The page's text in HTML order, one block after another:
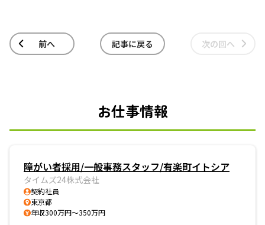
前へ 記事に戻る 次の回へ
お仕事情報
障がい者採用/一般事務スタッフ/有楽町イトシア
タイムズ24株式会社
契約社員
東京都
年収300万円～350万円